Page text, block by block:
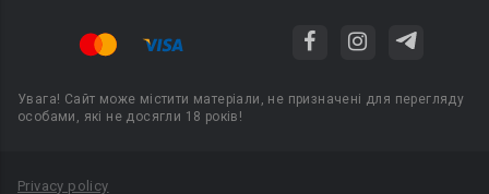
Увага! Сайт може містити матеріали, не призначені для перегляду
особами, які не досягли 18 років!
Privacy policy